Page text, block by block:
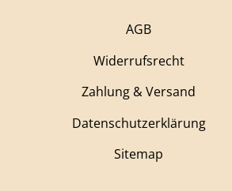
AGB
Widerrufsrecht
Zahlung & Versand
Datenschutzerklärung
Sitemap